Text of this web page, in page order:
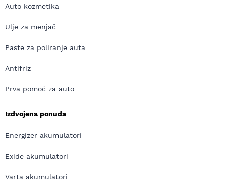
Auto kozmetika
Ulje za menjač
Paste za poliranje auta
Antifriz
Prva pomoć za auto
Izdvojena ponuda
Energizer akumulatori
Exide akumulatori
Varta akumulatori